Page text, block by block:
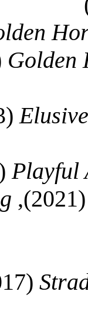
Golden
(2013),
Playful
(2021),